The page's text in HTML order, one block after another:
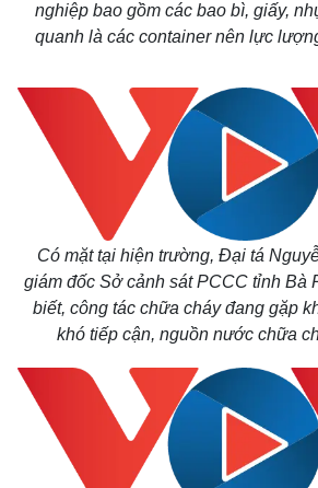
nghiệp bao gồm các bao bì, giấy,
quanh là các container nên lực
Có mặt tại hiện trường, Đại tá
giám đốc Sở cảnh sát PCCC tỉnh Bà
biết, công tác chữa cháy đang gặp
khó tiếp cận, nguồn nước chữa